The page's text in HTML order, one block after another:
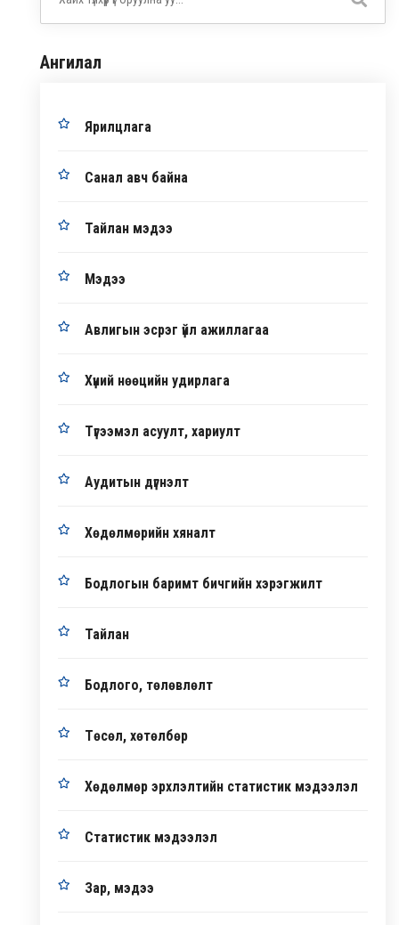
Ангилал
Ярилцлага
Санал авч байна
Тайлан мэдээ
Мэдээ
Авлигын эсрэг үйл ажиллагаа
Хүний нөөцийн удирлага
Түгээмэл асуулт, хариулт
Аудитын дүгнэлт
Хөдөлмөрийн хяналт
Бодлогын баримт бичгийн хэрэгжилт
Тайлан
Бодлого, төлөвлөлт
Төсөл, хөтөлбөр
Хөдөлмөр эрхлэлтийн статистик мэдээлэл
Статистик мэдээлэл
Зар, мэдээ